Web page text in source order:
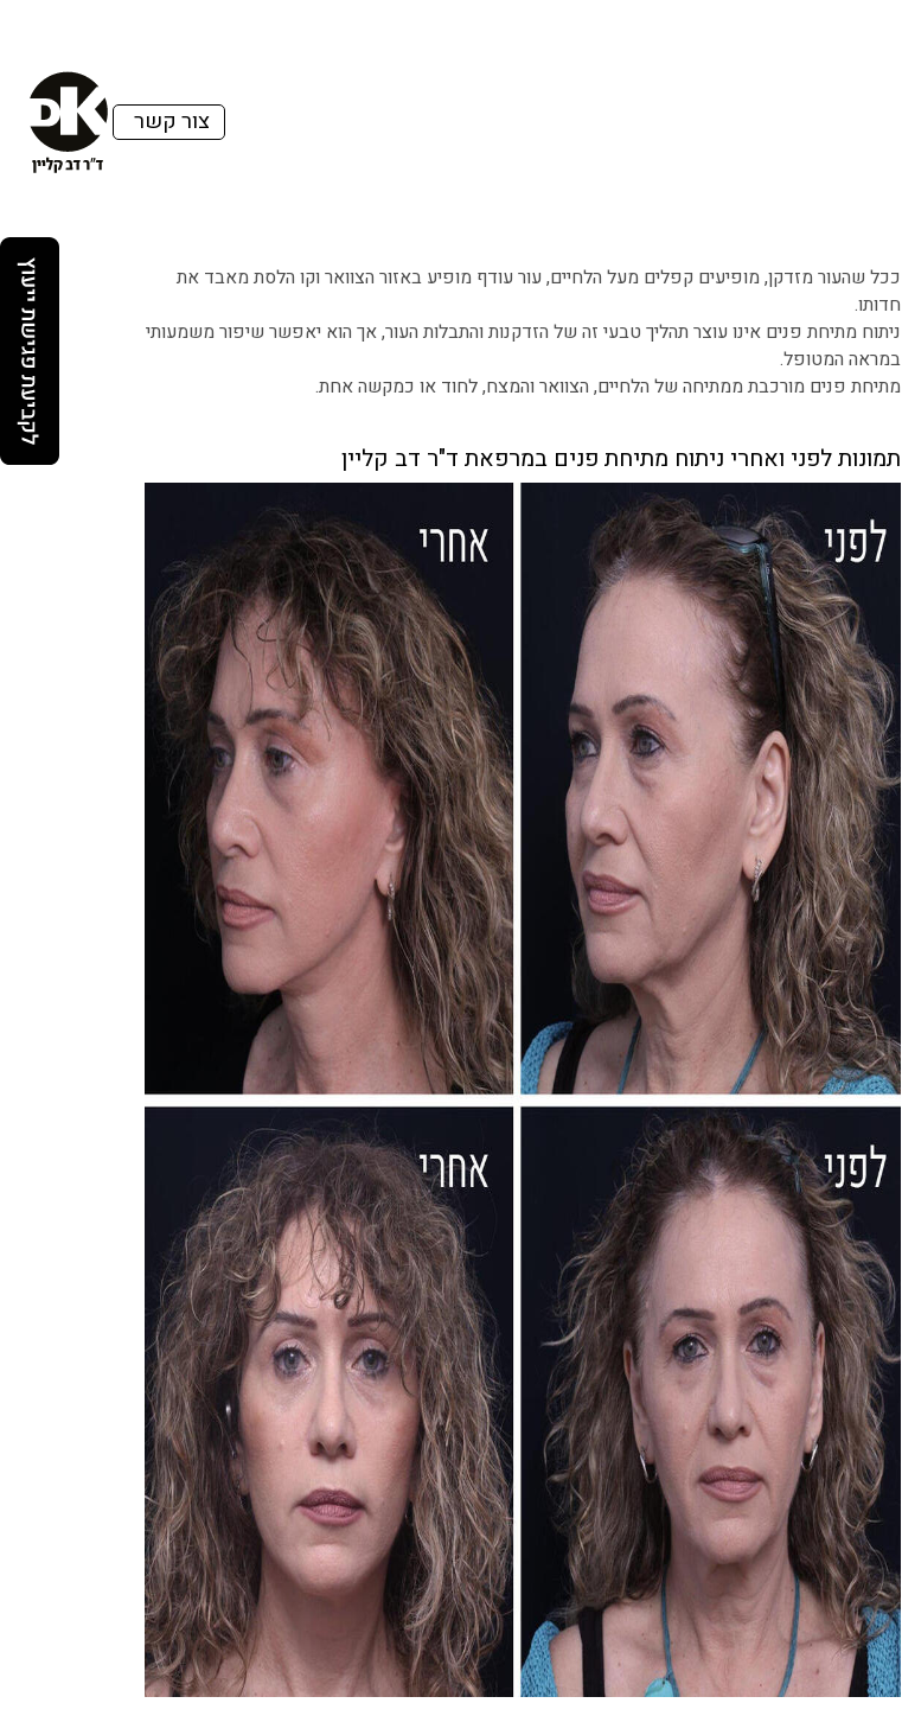
צור קשר
ככל שהעור מזדקן, מופיעים קפלים מעל הלחיים, עור עודף מופיע באזור הצוואר וקו הלסת מאבד את
חדותו.
ניתוח מתיחת פנים אינו עוצר תהליך טבעי זה של הזדקנות והתבלות העור, אך הוא יאפשר שיפור משמעותי
במראה המטופל.
מתיחת פנים מורכבת ממתיחה של הלחיים, הצוואר והמצח, לחוד או כמקשה אחת.
תמונות לפני ואחרי ניתוח מתיחת פנים במרפאת ד"ר דב קליין